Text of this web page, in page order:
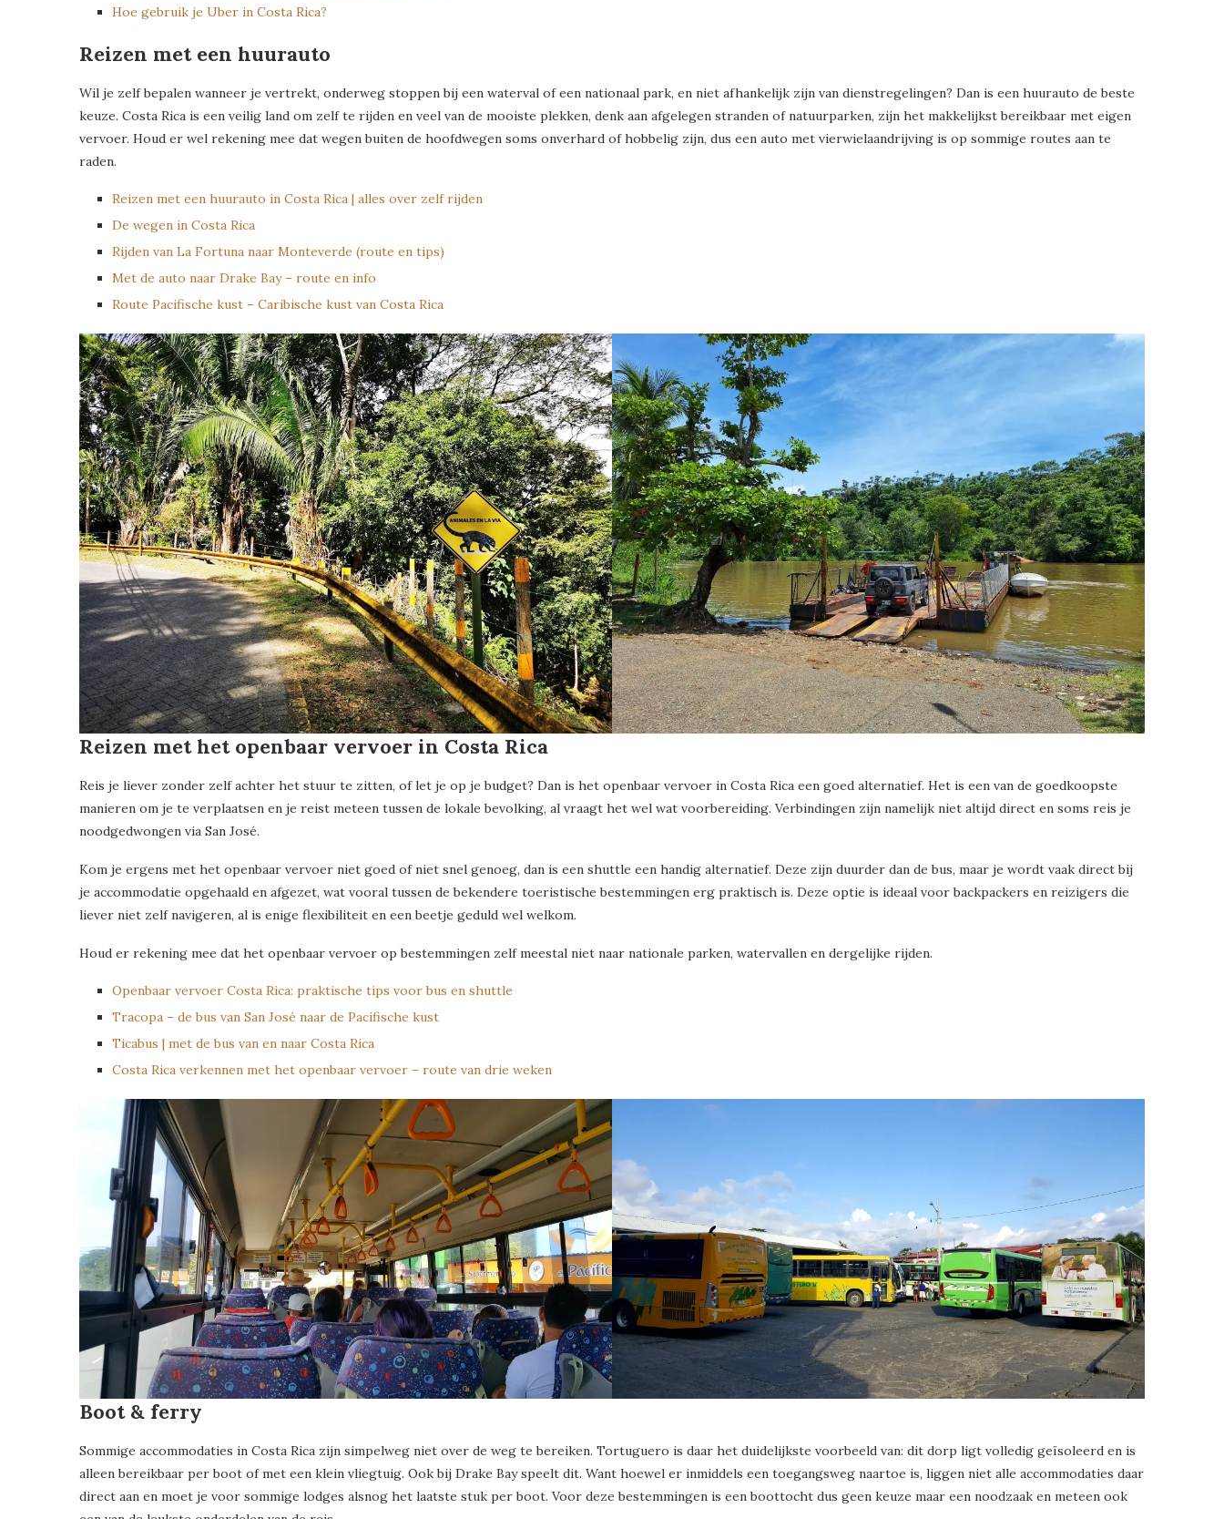
Hoe gebruik je Uber in Costa Rica?
Reizen met een huurauto
Wil je zelf bepalen wanneer je vertrekt, onderweg stoppen bij een waterval of een nationaal park, en niet afhankelijk zijn van dienstregelingen? Dan is een huurauto de beste
keuze. Costa Rica is een veilig land om zelf te rijden en veel van de mooiste plekken, denk aan afgelegen stranden of natuurparken, zijn het makkelijkst bereikbaar met eigen
vervoer. Houd er wel rekening mee dat wegen buiten de hoofdwegen soms onverhard of hobbelig zijn, dus een auto met vierwielaandrijving is op sommige routes aan te
raden.
Reizen met een huurauto in Costa Rica | alles over zelf rijden
De wegen in Costa Rica
Rijden van La Fortuna naar Monteverde (route en tips)
Met de auto naar Drake Bay – route en info
Route Pacifische kust – Caribische kust van Costa Rica
Reizen met het openbaar vervoer in Costa Rica
Reis je liever zonder zelf achter het stuur te zitten, of let je op je budget? Dan is het openbaar vervoer in Costa Rica een goed alternatief. Het is een van de goedkoopste
manieren om je te verplaatsen en je reist meteen tussen de lokale bevolking, al vraagt het wel wat voorbereiding. Verbindingen zijn namelijk niet altijd direct en soms reis je
noodgedwongen via San José.
Kom je ergens met het openbaar vervoer niet goed of niet snel genoeg, dan is een shuttle een handig alternatief. Deze zijn duurder dan de bus, maar je wordt vaak direct bij
je accommodatie opgehaald en afgezet, wat vooral tussen de bekendere toeristische bestemmingen erg praktisch is. Deze optie is ideaal voor backpackers en reizigers die
liever niet zelf navigeren, al is enige flexibiliteit en een beetje geduld wel welkom.
Houd er rekening mee dat het openbaar vervoer op bestemmingen zelf meestal niet naar nationale parken, watervallen en dergelijke rijden.
Openbaar vervoer Costa Rica: praktische tips voor bus en shuttle
Tracopa – de bus van San José naar de Pacifische kust
Ticabus | met de bus van en naar Costa Rica
Costa Rica verkennen met het openbaar vervoer – route van drie weken
Boot & ferry
Sommige accommodaties in Costa Rica zijn simpelweg niet over de weg te bereiken. Tortuguero is daar het duidelijkste voorbeeld van: dit dorp ligt volledig geïsoleerd en is
alleen bereikbaar per boot of met een klein vliegtuig. Ook bij Drake Bay speelt dit. Want hoewel er inmiddels een toegangsweg naartoe is, liggen niet alle accommodaties daar
direct aan en moet je voor sommige lodges alsnog het laatste stuk per boot. Voor deze bestemmingen is een boottocht dus geen keuze maar een noodzaak en meteen ook